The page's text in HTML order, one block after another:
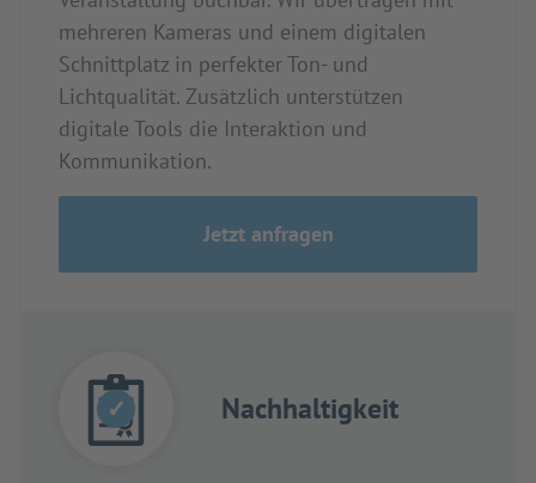
mehreren Kameras und einem digitalen
Schnittplatz in perfekter Ton- und
Lichtqualität. Zusätzlich unterstützen
digitale Tools die Interaktion und
Kommunikation.
Jetzt anfragen
✓ Nachhaltigkeit